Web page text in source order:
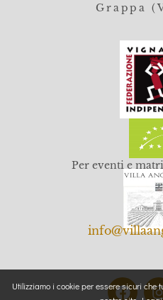
Grappa
Per eventi e
Utilizziamo i cookie per essere sicuri che